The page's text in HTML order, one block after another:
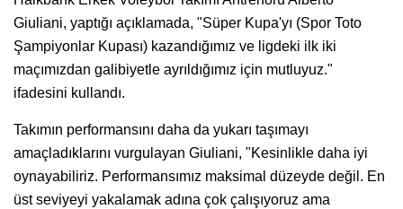
Giuliani, yaptığı açıklamada, "Süper Kupa'yı (Spor Toto
Şampiyonlar Kupası) kazandığımız ve ligdeki ilk iki
maçımızdan galibiyetle ayrıldığımız için mutluyuz."
ifadesini kullandı.
Takımın performansını daha da yukarı taşımayı
amaçladıklarını vurgulayan Giuliani, "Kesinlikle daha iyi
oynayabiliriz. Performansımız maksimal düzeyde değil. En
üst seviyeyi yakalamak adına çok çalışıyoruz ama